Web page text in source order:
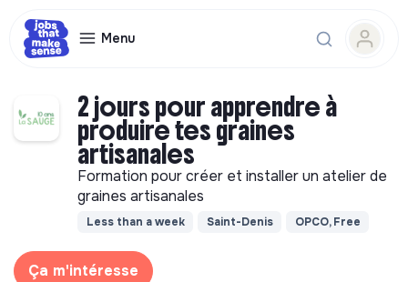
Menu
2 jours pour apprendre à
produire tes graines
artisanales
Formation pour créer et installer un atelier de
graines artisanales
Less than a week Saint-Denis OPCO, Free
Ça m'intéresse